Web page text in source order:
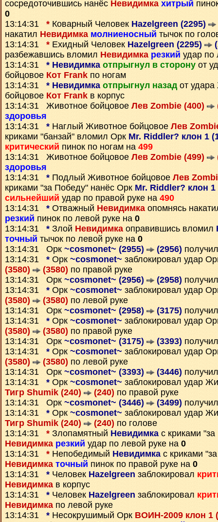
сосредоточившись нанёс Невидимка хитрый
0
13:14:31 * Коварный Человек Hazelgreen (2295)
накатил Невидимка молниеносный тычок по
13:14:31 * Ехидный Человек Hazelgreen (2295)
разбежавшись вломил Невидимка резкий удар по
13:14:31 * Невидимка отпрыгнул в сторону от
бойцовое Кот Frank по ногам
13:14:31 * Невидимка отпрыгнул назадот удара
бойцовое Кот Frank в корпус
13:14:31 Животное бойцовое Лев Zombie (400)
здоровья
13:14:31 * Наглый Животное бойцовое Лев
криками "банзай" вломил Орк Mr. Riddler? клон 1
критический пинок по ногам на 499
13:14:31 Животное бойцовое Лев Zombie (499)
здоровья
13:14:31 * Подлый Животное бойцовое Лев
криками "за Победу" нанёс Орк Mr. Riddler? клон
сильнейший удар по правой руке на 490
13:14:31 * Отважный Невидимкаопомнясь
резкий пинок по левой руке на 0
13:14:31 * Злой Невидимкаоправившись вломил
точный тычок по левой руке на 0
13:14:31 Орк ~cosmonet~ (2955) (2956)
13:14:31 * Орк ~cosmonet~ заблокировал удар
(3580)
(3580) по правой руке
13:14:31 Орк ~cosmonet~ (2956) (2958)
13:14:31 * Орк ~cosmonet~ заблокировал удар
(3580)
(3580) по левой руке
13:14:31 Орк ~cosmonet~ (2958) (3175)
13:14:31 * Орк ~cosmonet~ заблокировал удар
(3580)
(3580) по правой руке
13:14:31 Орк ~cosmonet~ (3175) (3393)
13:14:31 * Орк ~cosmonet~ заблокировал удар
(3580)
(3580) по левой руке
13:14:31 Орк ~cosmonet~ (3393) (3446)
13:14:31 * Орк ~cosmonet~ заблокировал удар
Тигр Shumik (240)
(240) по правой руке
13:14:31 Орк ~cosmonet~ (3446) (3499)
13:14:31 * Орк ~cosmonet~ заблокировал удар
Тигр Shumik (240)
(240) по голове
13:14:31 * Злопамятный Невидимкас криками "за
Невидимка резкий удар по левой руке на 0
13:14:31 * Непобедимый Невидимкас криками
Невидимка точный пинок по правой руке на 0
13:14:31 * Человек Hazelgreen заблокировал
Невидимка в корпус
13:14:31 * Человек Hazelgreen заблокировал
Невидимкапо левой руке
13:14:31 * Несокрушимый Орк ВОИН-2009 клон 1